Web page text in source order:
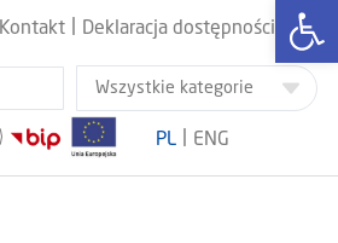
Kontakt Deklaracja dostępności
PL ENG